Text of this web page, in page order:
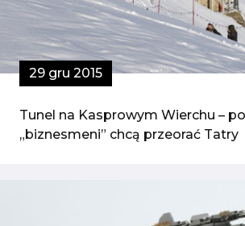
29 gru 2015
Tunel na Kasprowym Wierchu –
„biznesmeni” chcą przeorać Tatry